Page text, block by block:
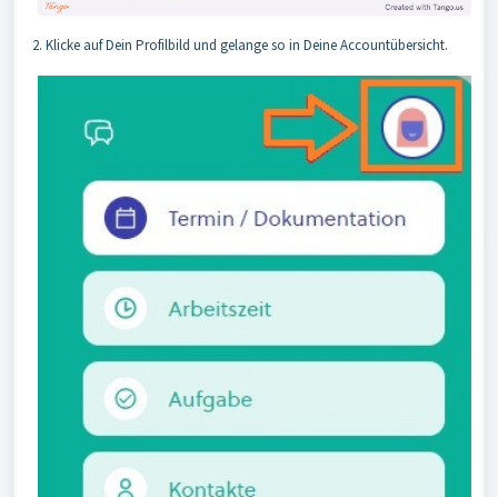
2. Klicke auf Dein Profilbild und gelange so in Deine Accountübersicht.